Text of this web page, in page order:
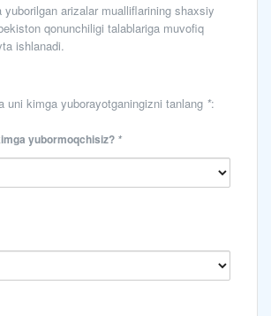
yuborilgan arizalar mualliflarining shaxsiy
qonunchiligi talablariga muvofiq
ishlanadi.
uni kimga yuborayotganingizni tanlang *:
yubormoqchisiz? *